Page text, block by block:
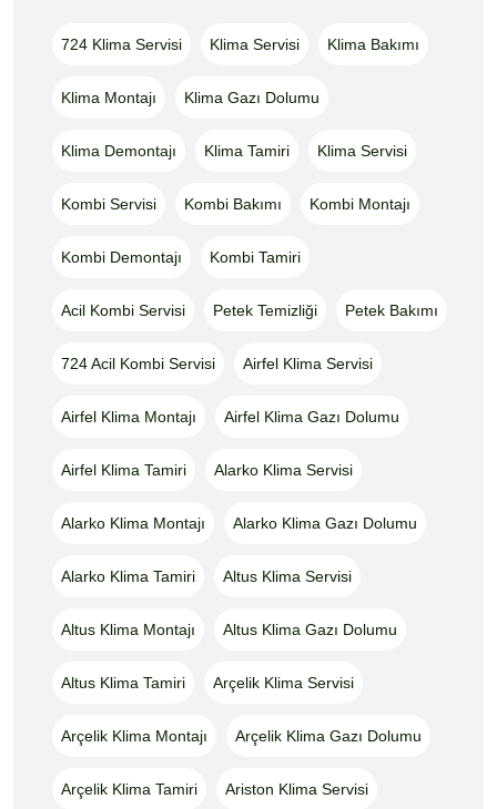
724 Klima Servisi Klima Servisi Klima Bakımı
Klima Montajı Klima Gazı Dolumu
Klima Demontajı Klima Tamiri Klima Servisi
Kombi Servisi Kombi Bakımı Kombi Montajı
Kombi Demontajı Kombi Tamiri
Acil Kombi Servisi Petek Temizliği Petek Bakımı
724 Acil Kombi Servisi Airfel Klima Servisi
Airfel Klima Montajı Airfel Klima Gazı Dolumu
Airfel Klima Tamiri Alarko Klima Servisi
Alarko Klima Montajı Alarko Klima Gazı Dolumu
Alarko Klima Tamiri Altus Klima Servisi
Altus Klima Montajı Altus Klima Gazı Dolumu
Altus Klima Tamiri Arçelik Klima Servisi
Arçelik Klima Montajı Arçelik Klima Gazı Dolumu
Arçelik Klima Tamiri Ariston Klima Servisi